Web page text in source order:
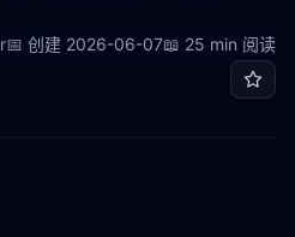
📅 创建 2026-06-07📖 25 min 阅读